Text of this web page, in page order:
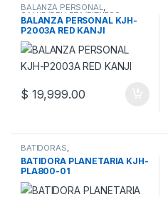
BALANZA PERSONAL,
SALUD/BELLEZA/FITNESS
BALANZA PERSONAL KJH-
P2003A RED KANJI
$ 19,999.00
BATIDORAS,
ELECTRODOMESTICOS,
PLANETARIAS
BATIDORA PLANETARIA KJH-
PLA800-01